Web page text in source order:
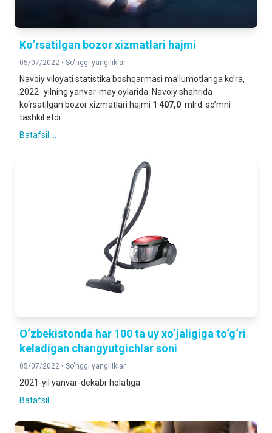
Ko‘rsatilgan bozor xizmatlari hajmi
05/07/2022 • So'nggi yangiliklar
Navoiy viloyati statistika boshqarmasi maʼlumotlariga koʼra,
2022- yilning yanvar-may oylarida Navoiy shahrida
ko‘rsatilgan bozor xizmatlari hajmi 1 407,0 mlrd. soʼmni
tashkil etdi.
Batafsil ...
O‘zbekistonda har 100 ta uy xo‘jaligiga to‘g‘ri
keladigan changyutgichlar soni
05/07/2022 • So'nggi yangiliklar
2021-yil yanvar-dekabr holatiga
Batafsil ...